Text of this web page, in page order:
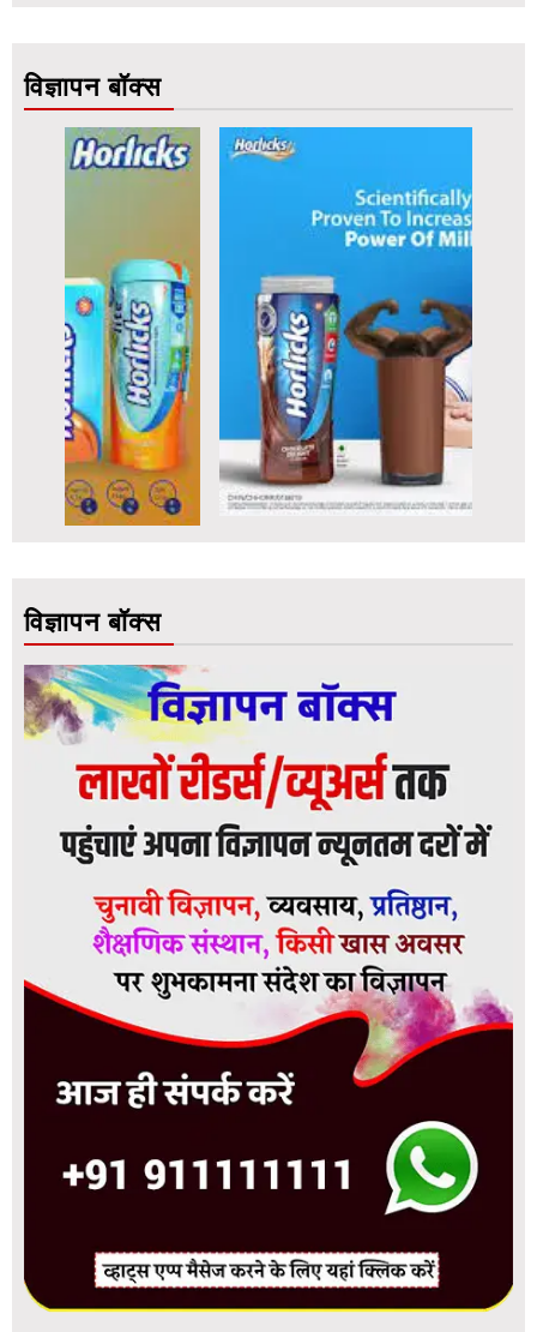
विज्ञापन बॉक्स
विज्ञापन बॉक्स